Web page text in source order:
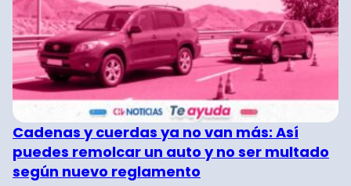
Cadenas y cuerdas ya no van más: Así
puedes remolcar un auto y no ser multado
según nuevo reglamento